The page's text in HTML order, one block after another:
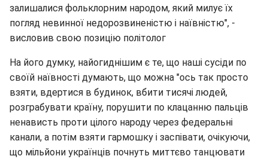
залишалися фольклорним народом, який милує їх
погляд невинної недорозвиненістю і наївністю", -
висловив свою позицію політолог
На його думку, найогиднішим є те, що наші сусіди по
своїй наївності думають, що можна "ось так просто
взяти, вдертися в будинок, вбити тисячі людей,
розграбувати країну, порушити по клацанню пальців
ненависть проти цілого народу через федеральні
канали, а потім взяти гармошку і заспівати, очікуючи,
що мільйони українців почнуть миттєво танцювати